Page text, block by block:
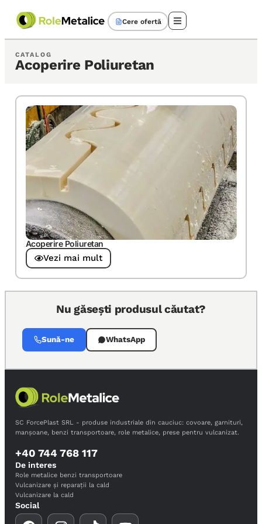
Cere ofertă
CATALOG
Acoperire Poliuretan
Acoperire Poliuretan
Vezi mai mult
Nu găsești produsul căutat?
Sună-ne WhatsApp
SC ForcePlast SRL - produse industriale din cauciuc: covoare, garnituri,
manșoane, benzi transportoare, role metalice, prese pentru vulcanizat.
+40 744 768 117
De interes
Role metalice benzi transportoare
Vulcanizare și reparații la cald
Vulcanizare la cald
Social